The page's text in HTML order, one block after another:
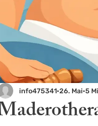
info475341 26. Mai 5